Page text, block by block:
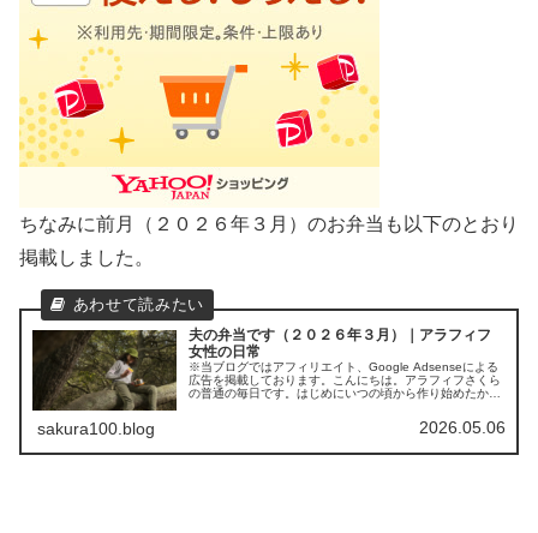
ちなみに前月（２０２６年３月）のお弁当も以下のとおり
掲載しました。
夫の弁当です（２０２６年３月）｜アラフィフ
女性の日常
※当ブログではアフィリエイト、Google Adsenseによる
広告を掲載しております。こんにちは。アラフィフさくら
の普通の毎日です。はじめにいつの頃から作り始めたかは
sakura100.blog 2026.05.06